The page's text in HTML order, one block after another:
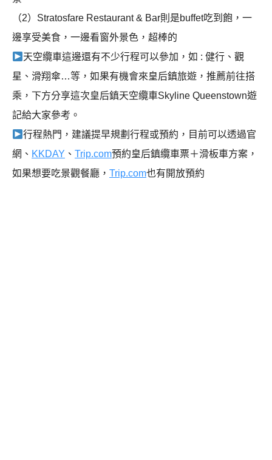
（2）Stratosfare Restaurant & Bar則是buffet吃到飽，一
邊享受美食，一邊看窗外景色，超棒的
天空纜車這邊還有不少行程可以參加，如 : 健行、觀
星、滑翔傘…等，如果有機會來皇后鎮旅遊，推薦前往搭
乘，下方分享這次皇后鎮天空纜車Skyline Queenstown遊
記給大家參考。
行程熱門，建議提早規劃行程或預約，目前可以透過官
網、 KKDAY 、 Trip.com預約皇后鎮纜車票＋滑板車方案，
如果想要吃景觀餐廳， Trip.com也有開放預約